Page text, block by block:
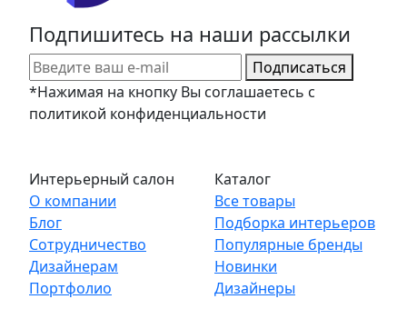
Интерьерный салон
О компании
Блог
Сотрудничество
Дизайнерам
Портфолио
Каталог
Все товары
Подборка интерьеров
Популярные бренды
Новинки
Дизайнеры
Подпишитесь на наши рассылки
Подписаться
*Нажимая на кнопку Вы соглашаетесь с
политикой конфиденциальности